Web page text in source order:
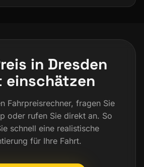
in Dresden
Fahrpreisrechner, fragen Sie
oder rufen Sie direkt an. So
schnell eine realistische
für Ihre Fahrt.